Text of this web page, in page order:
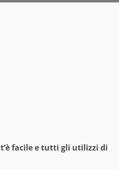
facile e tutti gli utilizzi di